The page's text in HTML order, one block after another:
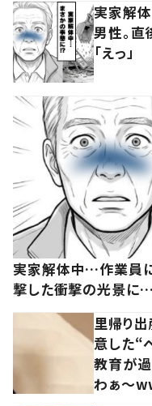
実家解
男性。
「えっ」
実家解体中…作業員
撃した衝撃の光景に…
里帰り
意した“
教育が過
わぁ～